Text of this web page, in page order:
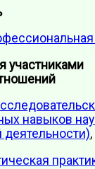
участниками
навыков
деятельности),